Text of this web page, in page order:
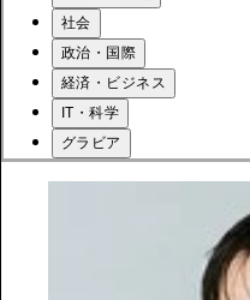
社会
政治・国際
経済・ビジネス
IT・科学
グラビア